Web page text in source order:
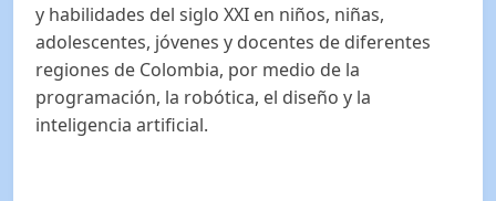
y habilidades del siglo XXI en niños, niñas,
adolescentes, jóvenes y docentes de diferentes
regiones de Colombia, por medio de la
programación, la robótica, el diseño y la
inteligencia artificial.